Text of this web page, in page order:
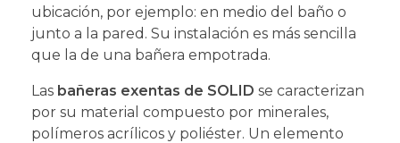
ubicación, por ejemplo: en medio del baño o
junto a la pared. Su instalación es más sencilla
que la de una bañera empotrada.
Las bañeras exentas de SOLID se caracterizan
por su material compuesto por minerales,
polímeros acrílicos y poliéster. Un elemento